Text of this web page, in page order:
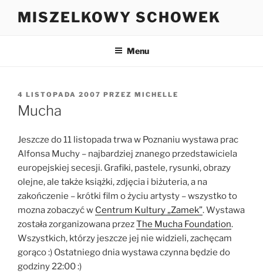
MISZELKOWY SCHOWEK
Menu
OPUBLIKOWANE
W
4 LISTOPADA 2007 PRZEZ MICHELLE
Mucha
Jeszcze do 11 listopada trwa w Poznaniu wystawa prac
Alfonsa Muchy – najbardziej znanego przedstawiciela
europejskiej secesji. Grafiki, pastele, rysunki, obrazy
olejne, ale także książki, zdjęcia i biżuteria, a na
zakończenie – krótki film o życiu artysty – wszystko to
mozna zobaczyć w Centrum Kultury „Zamek”. Wystawa
została zorganizowana przezThe Mucha Foundation.
Wszystkich, którzy jeszcze jej nie widzieli, zachęcam
gorąco :) Ostatniego dnia wystawa czynna będzie do
godziny 22:00 :)